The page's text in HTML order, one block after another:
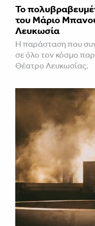
Το
του Μάριο
Λευκωσία
Η παράσταση που
σε όλο τον κόσμο
Θέατρο Λευκωσίας.